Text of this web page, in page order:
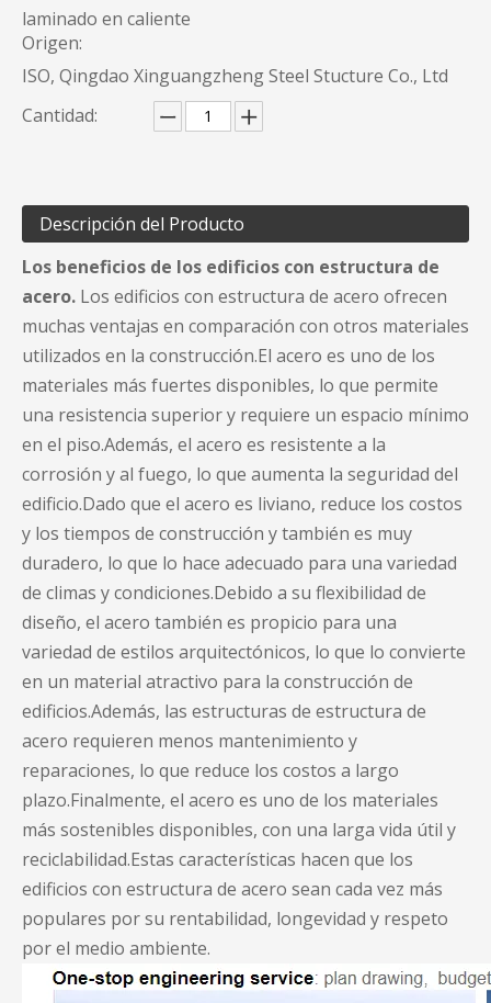
laminado en caliente
Origen:
ISO, Qingdao Xinguangzheng Steel Stucture Co., Ltd
Cantidad:
Descripción del Producto
Los beneficios de los edificios con estructura de
acero. Los edificios con estructura de acero ofrecen
muchas ventajas en comparación con otros materiales
utilizados en la construcción.El acero es uno de los
materiales más fuertes disponibles, lo que permite
una resistencia superior y requiere un espacio mínimo
en el piso.Además, el acero es resistente a la
corrosión y al fuego, lo que aumenta la seguridad del
edificio.Dado que el acero es liviano, reduce los costos
y los tiempos de construcción y también es muy
duradero, lo que lo hace adecuado para una variedad
de climas y condiciones.Debido a su flexibilidad de
diseño, el acero también es propicio para una
variedad de estilos arquitectónicos, lo que lo convierte
en un material atractivo para la construcción de
edificios.Además, las estructuras de estructura de
acero requieren menos mantenimiento y
reparaciones, lo que reduce los costos a largo
plazo.Finalmente, el acero es uno de los materiales
más sostenibles disponibles, con una larga vida útil y
reciclabilidad.Estas características hacen que los
edificios con estructura de acero sean cada vez más
populares por su rentabilidad, longevidad y respeto
por el medio ambiente.